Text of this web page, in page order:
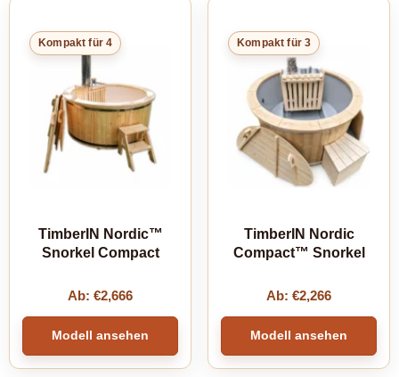
Kompakt für 4
TimberIN Nordic™
Snorkel Compact
Ab: €2,666
Modell ansehen
Kompakt für 3
TimberIN Nordic
Compact™ Snorkel
Ab: €2,266
Modell ansehen